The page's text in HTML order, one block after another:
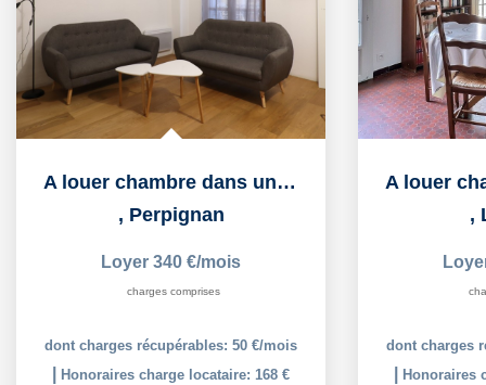
A louer chambre dans un appartement en colocation.
, Perpignan
Loyer 340 €/mois
charges comprises
dont charges récupérables: 50 €/mois
Honoraires charge locataire: 168 €
,
dont charges
Honoraires